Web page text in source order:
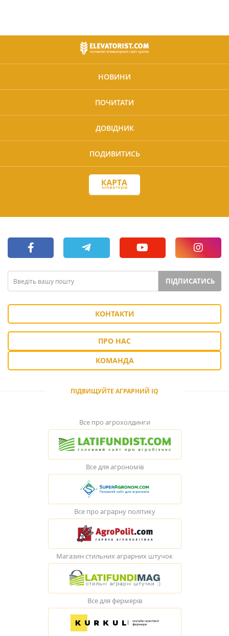
НОВИНИ
ПОЧИТАТИ
ДОВІДНИК
ПОДИВИТИСЬ
ПІДПИСАТИСЬ
КОНТАКТИ
ПРО НАС
КОМАНДА
ПІДВИЩУЙТЕ АГРАРНИЙ IQ
Все про агрохолдинги
Все для агрономів
Все про аграрну політику
Магазин стильних аграрних штучок
Все для фермерів